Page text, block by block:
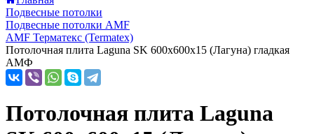
Подвесные потолки
Подвесные потолки AMF
AMF Терматекс (Termatex)
Потолочная плита Laguna SK 600x600x15 (Лагуна) гладкая
АМФ
Потолочная плита Laguna